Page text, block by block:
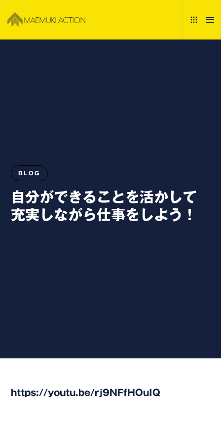
BLOG
自分ができることを活かして
充実しながら仕事をしよう！
https://youtu.be/rj9NFfHOuIQ